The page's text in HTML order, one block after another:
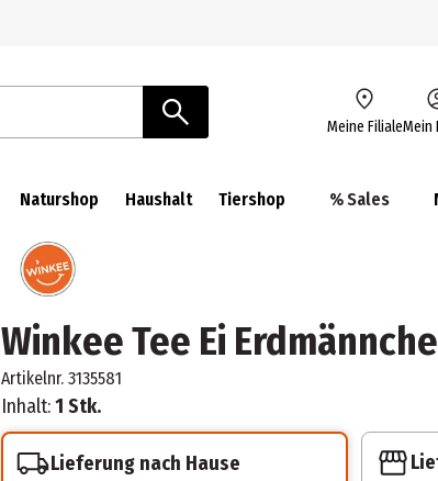
Meine FilialeMein
Naturshop Haushalt Tiershop % Sales
Winkee Tee Ei
Artikelnr. 3135581
Inhalt:1 Stk.
Lieferung nach Hause